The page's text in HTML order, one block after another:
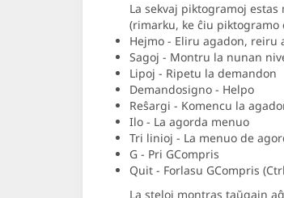
La sekvaj piktogramoj estas
(rimarku, ke ĉiu
Hejmo - Eliru agadon, reiru
Sagoj - Montru la nunan
Lipoj - Ripetu la demandon
Demandosigno - Helpo
Reŝargi - Komencu la
Ilo - La agorda menuo
Tri linioj - La menuo de
G - Pri GCompris
Quit - Forlasu GCompris
La steloj montras taŭgajn